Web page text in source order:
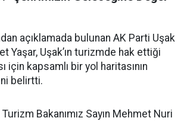
açıklamada bulunan AK Parti Uşak
Yaşar, Uşak’ın turizmde hak ettiği
için kapsamlı bir yol haritasının
belirtti.
Bakanımız Sayın Mehmet Nuri